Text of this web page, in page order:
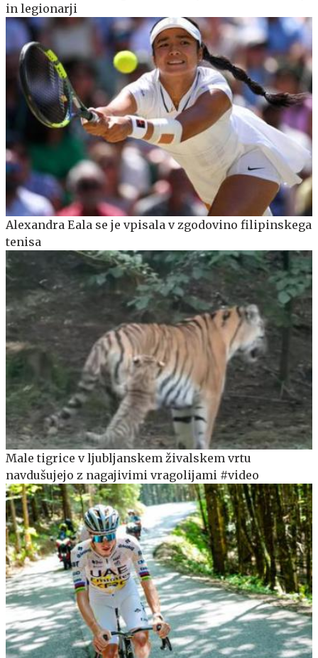
in legionarji
Alexandra Eala se je vpisala v zgodovino filipinskega
tenisa
Male tigrice v ljubljanskem živalskem vrtu
navdušujejo z nagajivimi vragolijami #video